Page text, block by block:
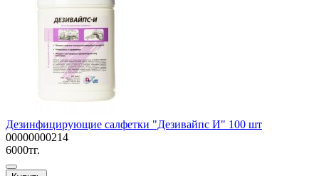
Дезинфицирующие салфетки "Дезивайпс И" 100 шт
00000000214
6000тг.